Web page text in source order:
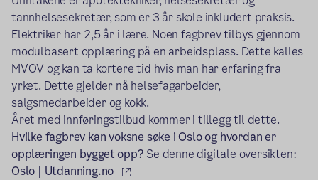
tannhelsesekretær, som er 3 år skole inkludert praksis.
Elektriker har 2,5 år i lære. Noen fagbrev tilbys gjennom
modulbasert opplæring på en arbeidsplass. Dette kalles
MVOV og kan ta kortere tid hvis man har erfaring fra
yrket. Dette gjelder nå helsefagarbeider,
salgsmedarbeider og kokk.
Året med innføringstilbud kommer i tillegg til dette.
Hvilke fagbrev kan voksne søke i Oslo og hvordan er
opplæringen bygget opp? Se denne digitale oversikten:
Oslo | Utdanning.no
(ekstern lenke)